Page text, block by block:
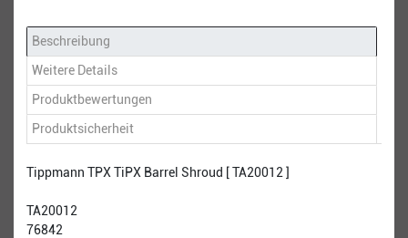
Beschreibung
Weitere Details
Produktbewertungen
Produktsicherheit
Tippmann TPX TiPX Barrel Shroud [ TA20012 ]
TA20012
76842